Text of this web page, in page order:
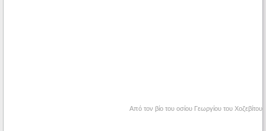
Από τον βίο του οσίου Γεωργίου του Χοζεβίτου